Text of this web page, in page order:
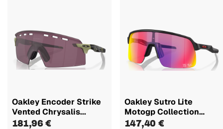
Oakley Encoder Strike
Vented Chrysalis...
181,96 €
Oakley Sutro Lite
Motogp Collection
Matte Black...
147,40 €